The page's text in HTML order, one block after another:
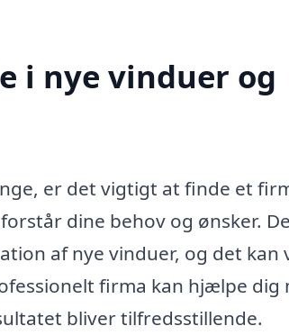
i nye vinduer og
er det vigtigt at finde et
dine behov og ønsker.
af nye vinduer, og det kan
firma kan hjælpe dig
bliver tilfredsstillende.